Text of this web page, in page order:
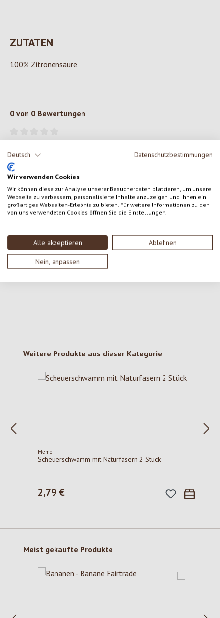
Deutsch Datenschutzbestimmungen
Wir verwenden Cookies
Wir können diese zur Analyse unserer Besucherdaten platzieren, um unsere
Webseite zu verbessern, personalisierte Inhalte anzuzeigen und Ihnen ein
großartiges Webseiten-Erlebnis zu bieten. Für weitere Informationen zu den
von uns verwendeten Cookies öffnen Sie die Einstellungen.
Alle akzeptieren Ablehnen
Nein, anpassen
ZUTATEN
100% Zitronensäure
0 von 0 Bewertungen
Gib eine Bewertung ab!
Teile deine Erfahrungen mit dem Produkt mit anderen Kunden.
SCHREIBE EINE BEWERTUNG
Bewertungen nur in der aktuellen Sprache anzeigen.
Keine Bewertungen gefunden. Gehe voran und teile
deine Erkenntnisse mit anderen.
Produktgalerie überspringen
Weitere Produkte aus dieser Kategorie
Memo
Scheuerschwamm mit Naturfasern 2 Stück
Regulärer Preis:
2,79 €
Produktgalerie überspringen
Meist gekaufte Produkte